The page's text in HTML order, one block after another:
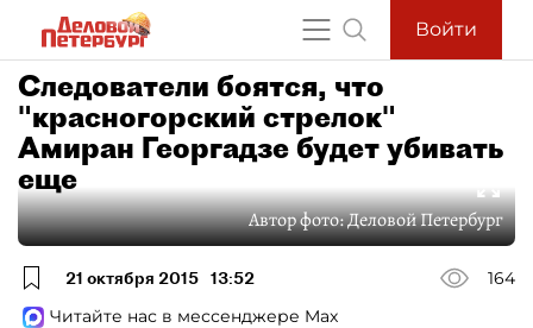
Войти
Следователи боятся, что
"красногорский стрелок"
Амиран Георгадзе будет убивать
еще
Автор фото:Деловой Петербург
21 октября 2015 13:52
164
Читайте нас в мессенджере Max